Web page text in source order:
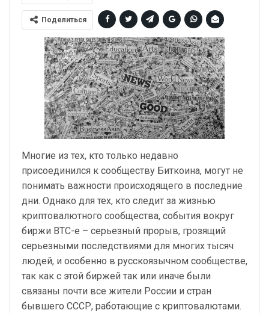
Поделиться
Многие из тех, кто только недавно
присоединился к сообществу Биткоина, могут не
понимать важности происходящего в последние
дни. Однако для тех, кто следит за жизнью
криптовалютного сообщества, события вокруг
биржи BTC-e – серьезный прорыв, грозящий
серьезными последствиями для многих тысяч
людей, и особенно в русскоязычном сообществе,
так как с этой биржей так или иначе были
связаны почти все жители России и стран
бывшего СССР, работающие с криптовалютами.